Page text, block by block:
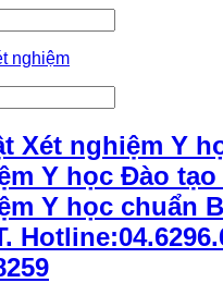
nghiệm
Y học Đào
Y học chuẩn